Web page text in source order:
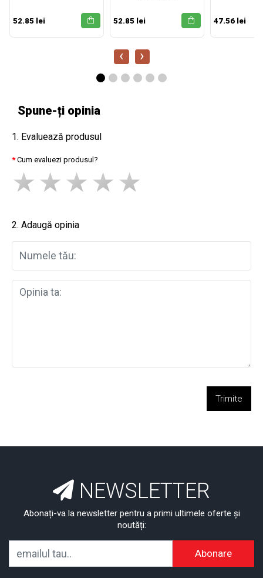
52.85 lei 52.85 lei 47.56 lei
‹ ›
Spune-ți opinia
1. Evaluează produsul
Cum evaluezi produsul?
2. Adaugă opinia
Trimite
NEWSLETTER
Abonați-va la newsletter pentru a primi ultimele oferte și
noutăți:
Abonare